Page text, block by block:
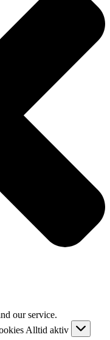
our service.
Alltid aktiv